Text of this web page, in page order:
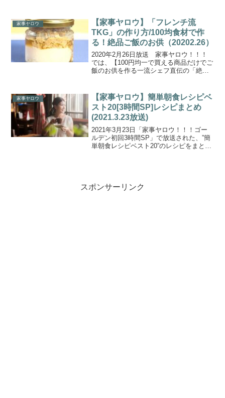
美味しい作り方についてご紹介します。
【家事ヤロウ】和田...
家事ヤロウ
【家事ヤロウ】「フレンチ流
TKG」の作り方/100均食材で作
る！絶品ご飯のお供（20202.26）
2020年2月26日放送 家事ヤロウ！！！
では、【100円均一で買える商品だけでご
飯のお供を作る一流シェフ直伝の「絶品
ーさんの家事初心者お三方が、一流シェ
フ監修の絶品ご...
家事ヤロウ
【家事ヤロウ】簡単朝食レシピベ
スト20[3時間SP]レシピまとめ
(2021.3.23放送)
2021年3月23日「家事ヤロウ！！！ゴー
ルデン初回3時間SP」で放送された、”簡
単朝食レシピベスト20”のレシピをまとめ
スポンサーリンク